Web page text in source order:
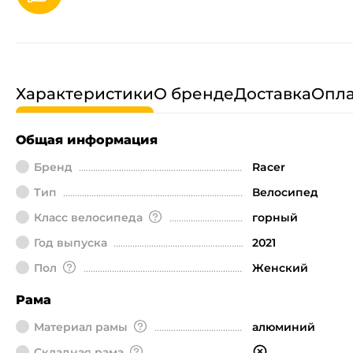
ХарактеристикиО брендеДоставка
Общая информация
Бренд
Racer
Тип
Велосипед
Класс велосипеда
горный
Год выпуска
2021
Пол
Женский
Рама
Материал рамы
алюминий